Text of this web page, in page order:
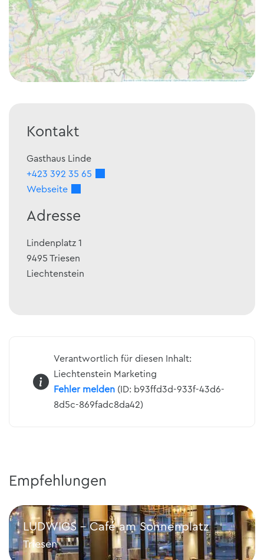
Kontakt
Gasthaus Linde
+423 392 35 65
Webseite
Adresse
Lindenplatz 1
9495 Triesen
Liechtenstein
Verantwortlich für diesen Inhalt:
Liechtenstein Marketing
Fehler melden (ID: b93ffd3d-933f-43d6-
8d5c-869fadc8da42)
Empfehlungen
LUDWIGS – Café am Sonnenplatz
Triesen